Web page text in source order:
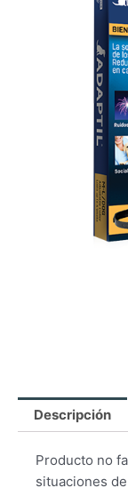
Descripción
Producto no
situaciones